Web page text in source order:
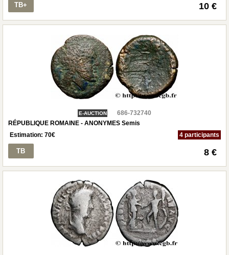
TB+ 10 €
E-AUCTION
686-732740
RÉPUBLIQUE ROMAINE - ANONYMES Semis
Estimation: 70€ 4 participants
TB 8 €